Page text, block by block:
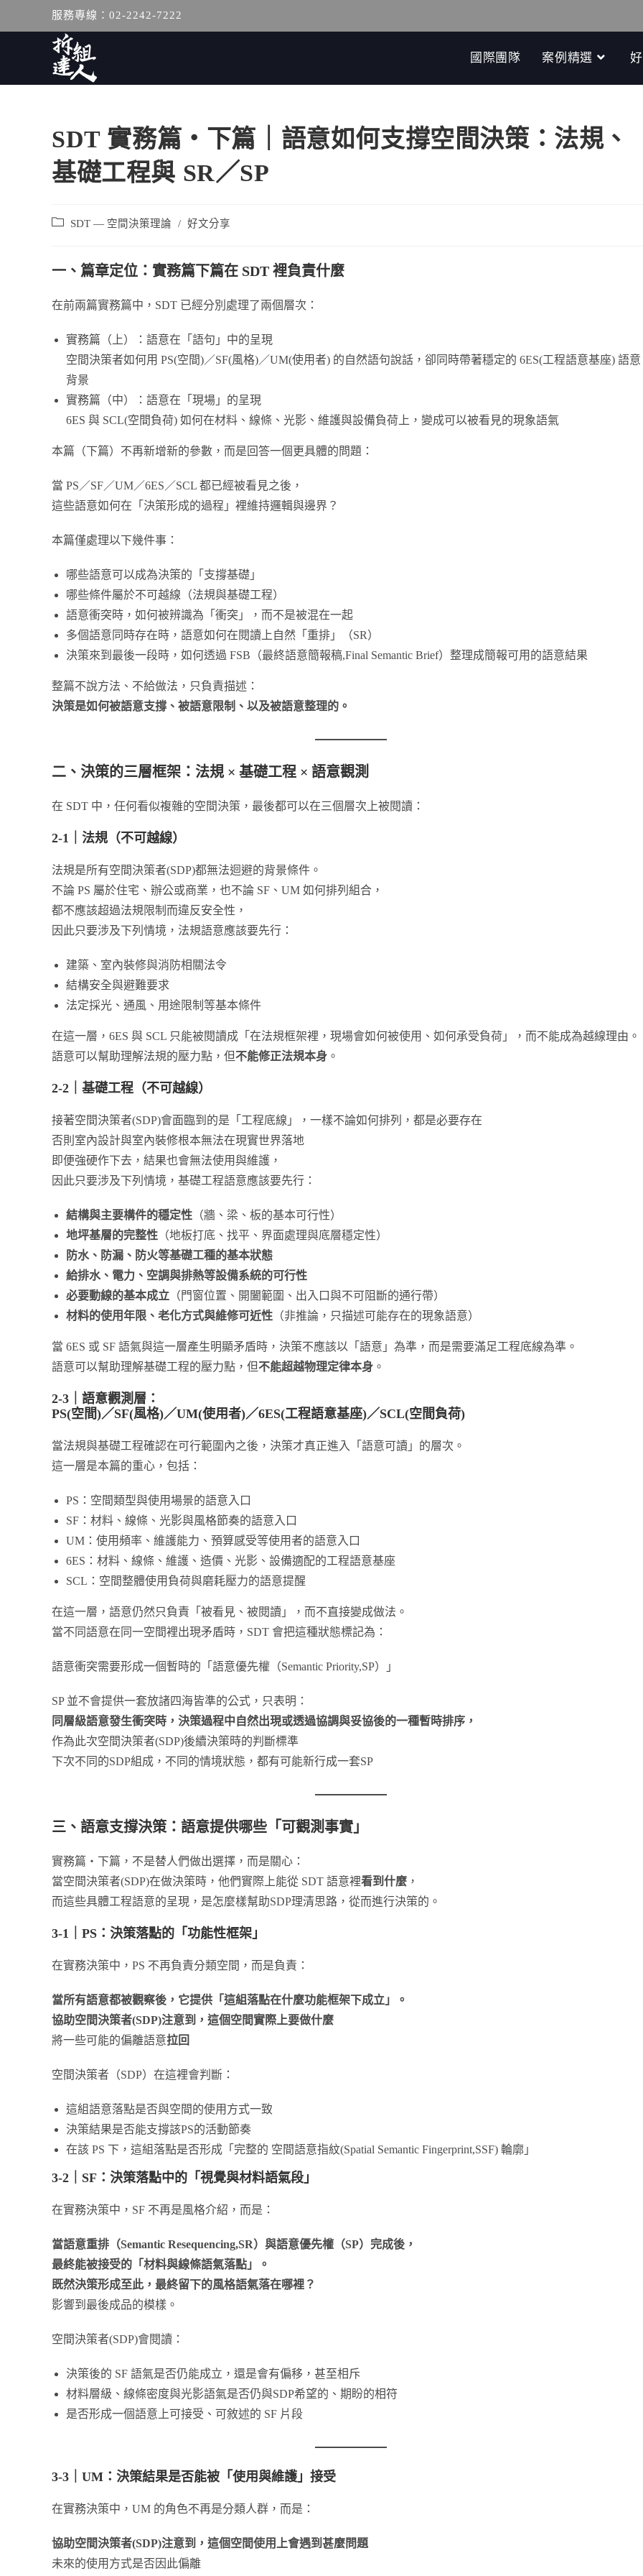
服務專線：02-2242-7222
國際團隊 案例精選
SDT 實務篇・下篇｜語意如何支撐空間決策：法規、
基礎工程與 SR／SP
SDT — 空間決策理論 / 好文分享
一、篇章定位：實務篇下篇在 SDT 裡負責什麼
在前兩篇實務篇中，SDT 已經分別處理了兩個層次：
實務篇（上）：語意在「語句」中的呈現
空間決策者如何用 PS(空間)／SF(風格)／UM(使用者) 的自然語句說話，卻同時帶著穩定的 6ES(工程語意基座) 語意
背景
實務篇（中）：語意在「現場」的呈現
6ES 與 SCL(空間負荷) 如何在材料、線條、光影、維護與設備負荷上，變成可以被看見的現象語氣
本篇（下篇）不再新增新的參數，而是回答一個更具體的問題：
當 PS／SF／UM／6ES／SCL 都已經被看見之後，
這些語意如何在「決策形成的過程」裡維持邏輯與邊界？
本篇僅處理以下幾件事：
哪些語意可以成為決策的「支撐基礎」
哪些條件屬於不可越線（法規與基礎工程）
語意衝突時，如何被辨識為「衝突」，而不是被混在一起
多個語意同時存在時，語意如何在閱讀上自然「重排」（SR）
決策來到最後一段時，如何透過 FSB（最終語意簡報稿,Final Semantic Brief）整理成簡報可用的語意結果
整篇不說方法、不給做法，只負責描述：
決策是如何被語意支撐、被語意限制、以及被語意整理的。
二、決策的三層框架：法規 × 基礎工程 × 語意觀測
在 SDT 中，任何看似複雜的空間決策，最後都可以在三個層次上被閱讀：
2-1 ｜法規（不可越線）
法規是所有空間決策者(SDP)都無法迴避的背景條件。
不論 PS 屬於住宅、辦公或商業，也不論 SF、UM 如何排列組合，
都不應該超過法規限制而違反安全性，
因此只要涉及下列情境，法規語意應該要先行：
建築、室內裝修與消防相關法令
結構安全與避難要求
法定採光、通風、用途限制等基本條件
在這一層，6ES 與 SCL 只能被閱讀成「在法規框架裡，現場會如何被使用、如何承受負荷」，而不能成為越線理由。
語意可以幫助理解法規的壓力點，但不能修正法規本身 。
2-2 ｜基礎工程（不可越線）
接著空間決策者(SDP)會面臨到的是「工程底線」，一樣不論如何排列，都是必要存在
否則室內設計與室內裝修根本無法在現實世界落地
即便強硬作下去，結果也會無法使用與維護，
因此只要涉及下列情境，基礎工程語意應該要先行：
結構與主要構件的穩定性 （牆、梁、板的基本可行性）
地坪基層的完整性 （地板打底、找平、界面處理與底層穩定性）
防水、防漏、防火等基礎工種的基本狀態
給排水、電力、空調與排熱等設備系統的可行性
必要動線的基本成立 （門窗位置、開闔範圍、出入口與不可阻斷的通行帶）
材料的使用年限、老化方式與維修可近性 （非推論，只描述可能存在的現象語意）
當 6ES 或 SF 語氣與這一層產生明顯矛盾時，決策不應該以「語意」為準，而是需要滿足工程底線為準。
語意可以幫助理解基礎工程的壓力點，但不能超越物理定律本身 。
2-3｜語意觀測層：
PS(空間)／SF(風格)／UM(使用者)／6ES(工程語意基座)／SCL(空間負荷)
當法規與基礎工程確認在可行範圍內之後，決策才真正進入「語意可讀」的層次。
這一層是本篇的重心，包括：
PS：空間類型與使用場景的語意入口
SF：材料、線條、光影與風格節奏的語意入口
UM：使用頻率、維護能力、預算感受等使用者的語意入口
6ES：材料、線條、維護、造價、光影、設備適配的工程語意基座
SCL：空間整體使用負荷與磨耗壓力的語意提醒
在這一層，語意仍然只負責「被看見、被閱讀」，而不直接變成做法。
當不同語意在同一空間裡出現矛盾時，SDT 會把這種狀態標記為：
語意衝突需要形成一個暫時的「語意優先權（Semantic Priority,SP）」
SP 並不會提供一套放諸四海皆準的公式，只表明：
同層級語意發生衝突時，決策過程中自然出現或透過協調與妥協後的一種暫時排序，
作為此次空間決策者(SDP)後續決策時的判斷標準
下次不同的SDP組成，不同的情境狀態，都有可能新行成一套SP
三、語意支撐決策：語意提供哪些「可觀測事實」
實務篇‧下篇，不是替人們做出選擇，而是關心：
當空間決策者(SDP)在做決策時，他們實際上能從 SDT 語意裡看到什麼 ，
而這些具體工程語意的呈現，是怎麼樣幫助SDP理清思路，從而進行決策的。
3-1 ｜PS ：決策落點的「功能性框架」
在實務決策中，PS 不再負責分類空間，而是負責：
當所有語意都被觀察後，它提供「這組落點在什麼功能框架下成立」。
協助空間決策者(SDP)注意到，這個空間實際上要做什麼
將一些可能的偏離語意拉回
空間決策者（SDP）在這裡會判斷：
這組語意落點是否與空間的使用方式一致
決策結果是否能支撐該PS的活動節奏
在該 PS 下，這組落點是否形成「完整的 空間語意指紋(Spatial Semantic Fingerprint,SSF) 輪廓」
3-2 ｜SF ：決策落點中的「視覺與材料語氣段」
在實務決策中，SF 不再是風格介紹，而是：
當語意重排（Semantic Resequencing,SR）與語意優先權（SP）完成後，
最終能被接受的「材料與線條語氣落點」。
既然決策形成至此，最終留下的風格語氣落在哪裡？
影響到最後成品的模樣。
空間決策者(SDP)會閱讀：
決策後的 SF 語氣是否仍能成立，還是會有偏移，甚至相斥
材料層級、線條密度與光影語氣是否仍與SDP希望的、期盼的相符
是否形成一個語意上可接受、可敘述的 SF 片段
3-3 ｜UM ：決策結果是否能被「使用與維護」接受
在實務決策中，UM 的角色不再是分類人群，而是：
協助空間決策者(SDP)注意到，這個空間使用上會遇到甚麼問題
未來的使用方式是否因此偏離